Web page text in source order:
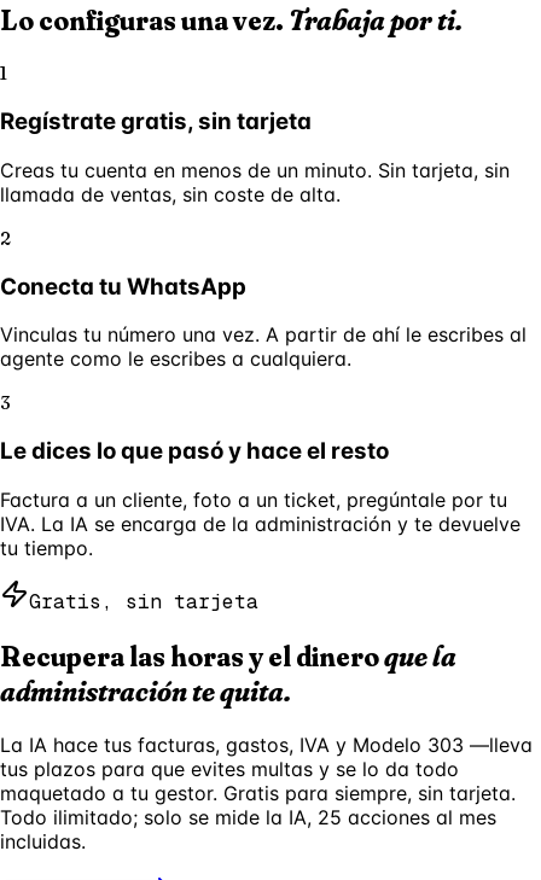
Lo configuras una vez. Trabaja por ti.
1
Regístrate gratis, sin tarjeta
Creas tu cuenta en menos de un minuto. Sin tarjeta, sin
llamada de ventas, sin coste de alta.
2
Conecta tu WhatsApp
Vinculas tu número una vez. A partir de ahí le escribes al
agente como le escribes a cualquiera.
3
Le dices lo que pasó y hace el resto
Factura a un cliente, foto a un ticket, pregúntale por tu
IVA. La IA se encarga de la administración y te devuelve
tu tiempo.
Gratis, sin tarjeta
Recupera las horas y el dineroque la
administración te quita.
La IA hace tus facturas, gastos, IVA y Modelo 303 —lleva
tus plazos para que evites multas y se lo da todo
maquetado a tu gestor. Gratis para siempre, sin tarjeta.
Todo ilimitado; solo se mide la IA, 25 acciones al mes
incluidas.